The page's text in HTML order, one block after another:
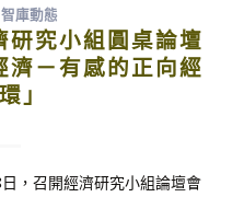
智庫動態
研究小組圓桌論壇
濟－有感的正向經
」
，召開經濟研究小組論壇會